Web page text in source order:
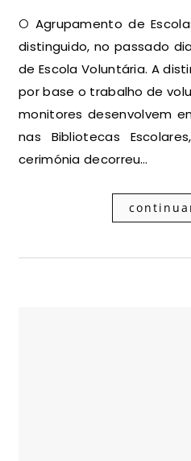
O Agrupamento de Escolas Venda do Pinheiro foi
distinguido, no passado
de Escola Voluntária. A
por base o trabalho de
monitores desenvolvem
nas Bibliotecas
cerimónia decorreu…